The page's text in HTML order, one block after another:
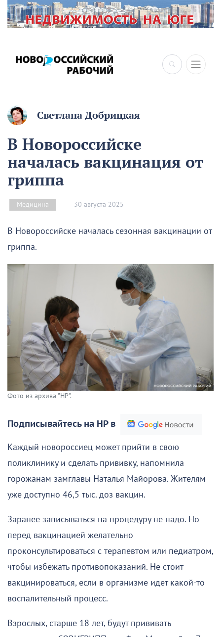
×
Светлана Добрицкая
В Новороссийске
началась вакцинация от
гриппа
Медицина 30 августа 2025
В Новороссийске началась сезонная вакцинации от
гриппа.
Фото из архива "НР".
Подписывайтесь на НР в
Каждый новороссиец может прийти в свою
поликлинику и сделать прививку, напомнила
горожанам замглавы Наталья Майорова. Жителям
уже доступно 46,5 тыс. доз вакцин.
Заранее записываться на процедуру не надо. Но
перед вакцинацией желательно
проконсультироваться с терапевтом или педиатром,
чтобы избежать противопоказаний. Не стоит
вакцинироваться, если в организме идет какой-то
воспалительный процесс.
Взрослых, старше 18 лет, будут прививать